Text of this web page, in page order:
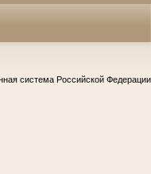
система Российской